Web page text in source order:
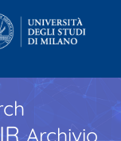
Archivio